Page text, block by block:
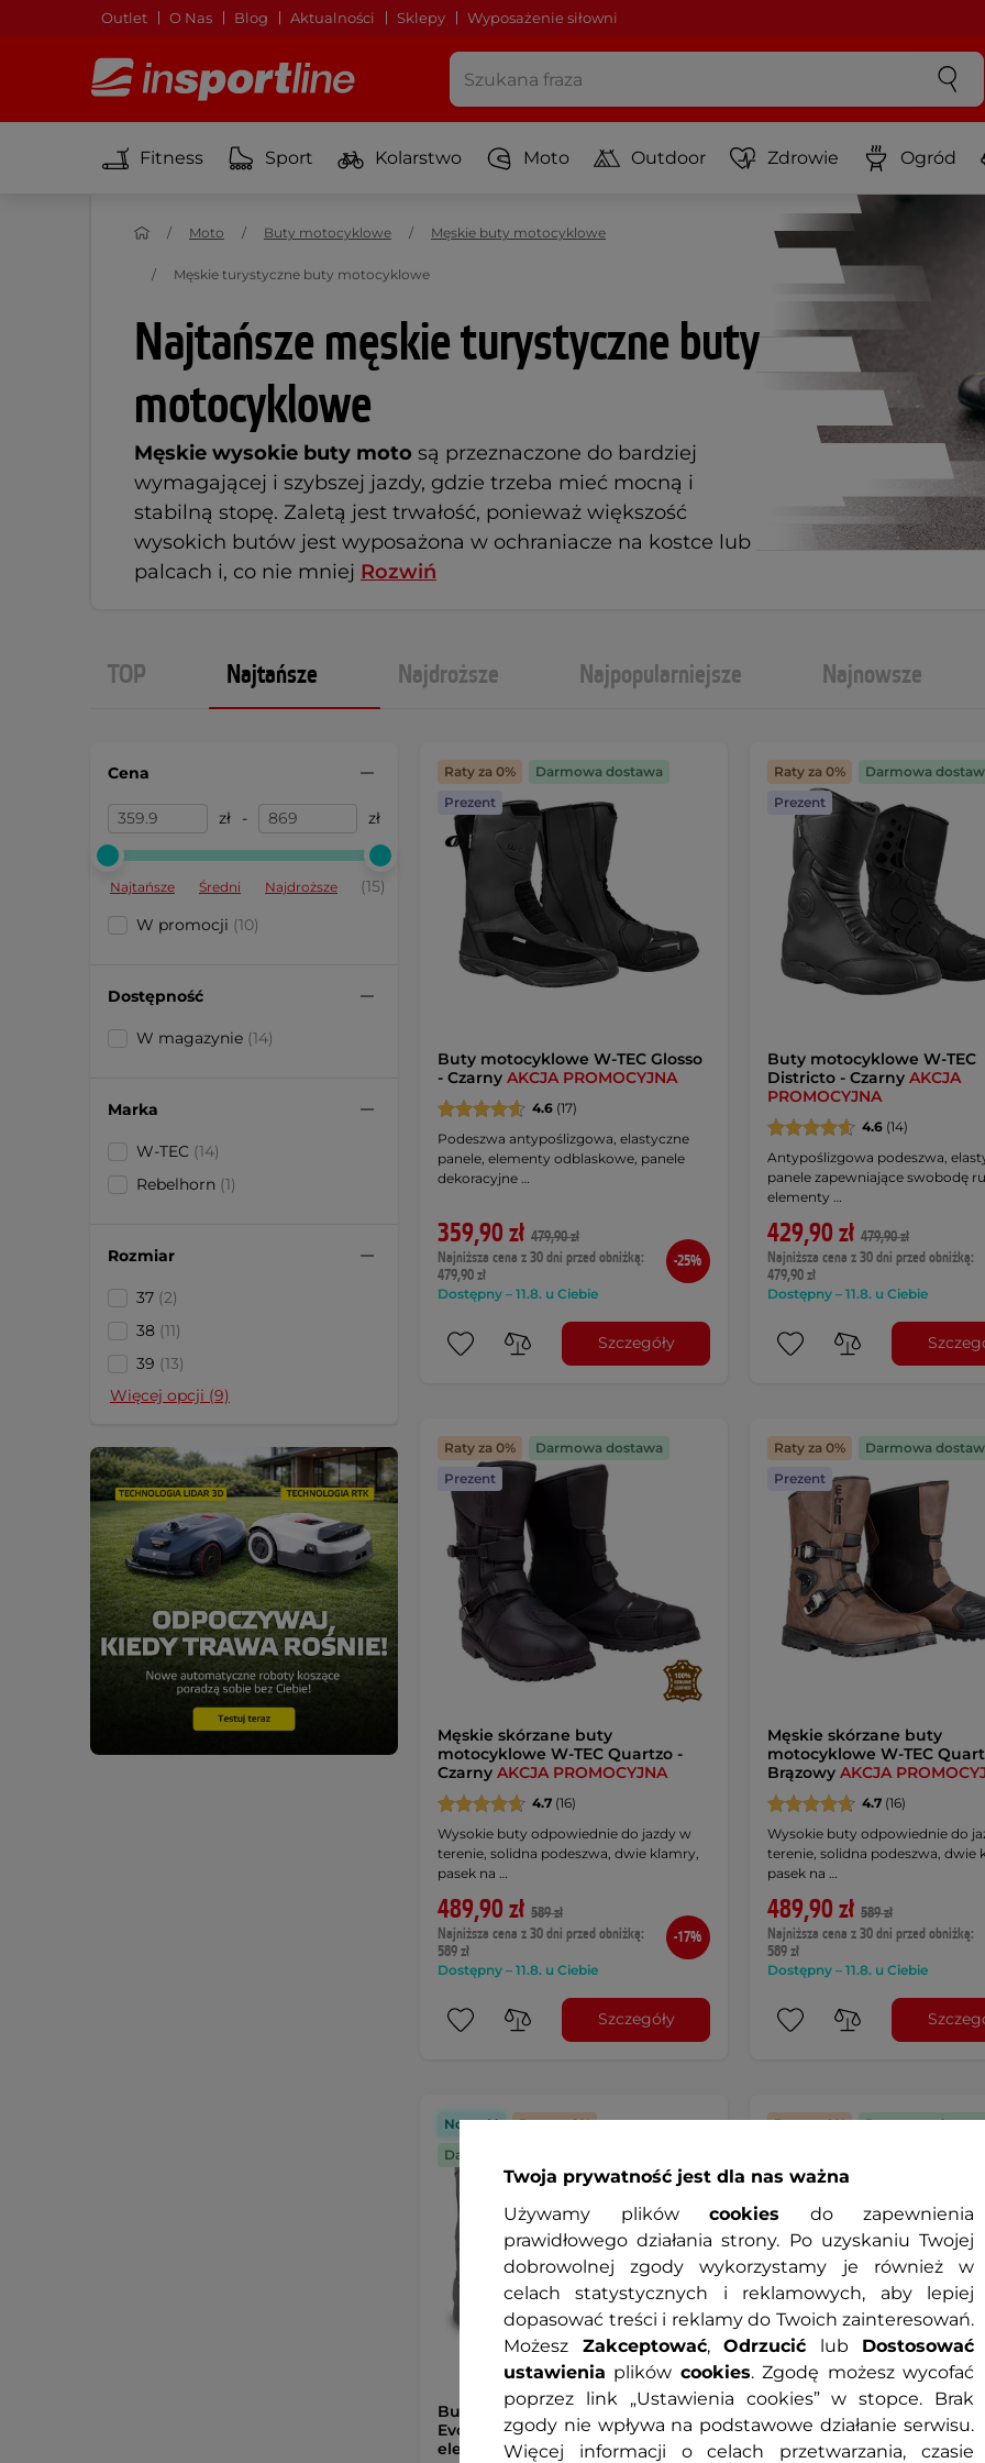
Outlet O Nas Blog Aktualności Sklepy Wyposażenie siłowni
Fitness Sport Kolarstwo Moto Outdoor Zdrowie Ogród
Najtańsze męskie turystyczne buty
motocyklowe
Męskie wysokie buty moto są przeznaczone do bardziej
wymagającej i szybszej jazdy, gdzie trzeba mieć mocną i
stabilną stopę. Zaletą jest trwałość, ponieważ większość
wysokich butów jest wyposażona w ochraniacze na kostce lub
palcach i, co nie mniej Rozwiń
Moto Buty motocyklowe Męskie buty motocyklowe
Męskie turystyczne buty motocyklowe
TOP Najtańsze Najdroższe Najpopularniejsze Najnowsze
Cena
zł - zł
Najtańsze Średni Najdroższe
(15)
W promocji (10)
Dostępność
W magazynie (14)
Marka
W-TEC (14)
Rebelhorn (1)
Rozmiar
37 (2)
38 (11)
39 (13)
Więcej opcji (9)
Raty za 0%
Darmowa dostawa
Prezent
Buty motocyklowe W-TEC Glosso
- Czarny AKCJA PROMOCYJNA
4.6 (17)
Podeszwa antypoślizgowa, elastyczne
panele, elementy odblaskowe, panele
dekoracyjne …
359,90 zł 479,90 zł
Najniższa cena z 30 dni przed obniżką:
479,90 zł
Dostępny – 11.8. u Ciebie
-25%
Szczegóły
Raty za 0%
Darmowa
Prezent
Buty motocyklowe W-TEC
Districto - Czarny AKCJA
PROMOCYJNA
4.6(14)
Antypoślizgowa podeszwa,
panele zapewniające swobodę
elementy …
429,90 zł 479,90 zł
Najniższa cena z 30 dni przed obniżką:
479,90 zł
Dostępny – 11.8. u Ciebie
Raty za 0%
Darmowa dostawa
Prezent
Męskie skórzane buty
motocyklowe W-TEC Quartzo -
Czarny AKCJA PROMOCYJNA
4.7 (16)
Wysokie buty odpowiednie do jazdy w
terenie, solidna podeszwa, dwie klamry,
pasek na …
489,90 zł 589 zł
Najniższa cena z 30 dni przed obniżką:
589 zł
Dostępny – 11.8. u Ciebie
-17%
Szczegóły
Raty za 0%
Darmowa
Prezent
Męskie skórzane buty
motocyklowe W-TEC
Brązowy AKCJA
4.7(16)
Wysokie buty odpowiednie do
terenie, solidna podeszwa, dwie
pasek na …
489,90 zł 589 zł
Najniższa cena z 30 dni przed obniżką:
589 zł
Dostępny – 11.8. u Ciebie
Nowość
Raty za 0%
Darmowa dostawa
Buty motocyklowe W-TEC Rison
Evo ∙ ochraniacze kostek i pięt ∙
elementy odblaskowe ∙
Raty za 0%
Darmowa
Męskie buty motocyklowe
Tixten - Czarny
Twoja prywatność jest dla nas ważna
Używamy plików cookies do zapewnienia
prawidłowego działania strony. Po uzyskaniu Twojej
dobrowolnej zgody wykorzystamy je również w
celach statystycznych i reklamowych, aby lepiej
dopasować treści i reklamy do Twoich zainteresowań.
Możesz Zakceptować, Odrzucić lub Dostosować
ustawienia plików cookies. Zgodę możesz wycofać
poprzez link „Ustawienia cookies” w stopce. Brak
zgody nie wpływa na podstawowe działanie serwisu.
Więcej informacji o celach przetwarzania, czasie